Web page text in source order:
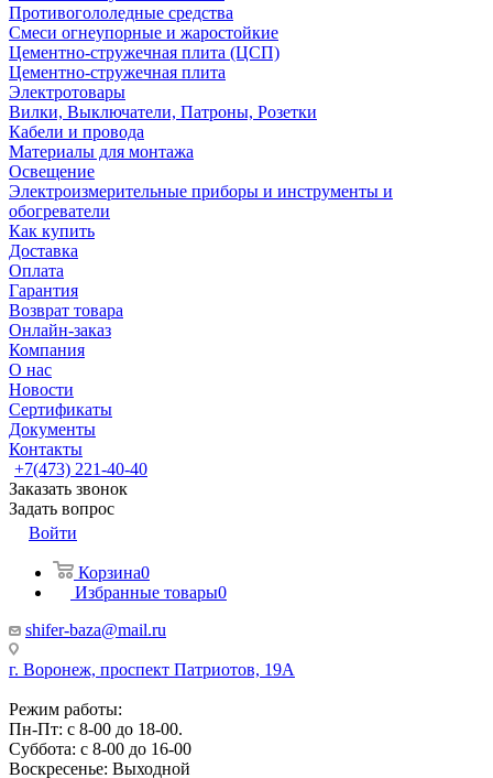
Противогололедные средства
Смеси огнеупорные и жаростойкие
Цементно-стружечная плита (ЦСП)
Цементно-стружечная плита
Электротовары
Вилки, Выключатели, Патроны, Розетки
Кабели и провода
Материалы для монтажа
Освещение
Электроизмерительные приборы и инструменты и
обогреватели
Как купить
Доставка
Оплата
Гарантия
Возврат товара
Онлайн-заказ
Компания
О нас
Новости
Сертификаты
Документы
Контакты
+7(473) 221-40-40
Заказать звонок
Задать вопрос
Войти
Корзина0
Избранные товары0
shifer-baza@mail.ru
г. Воронеж, проспект Патриотов, 19А
Режим работы:
Пн-Пт: с 8-00 до 18-00.
Суббота: с 8-00 до 16-00
Воскресенье: Выходной